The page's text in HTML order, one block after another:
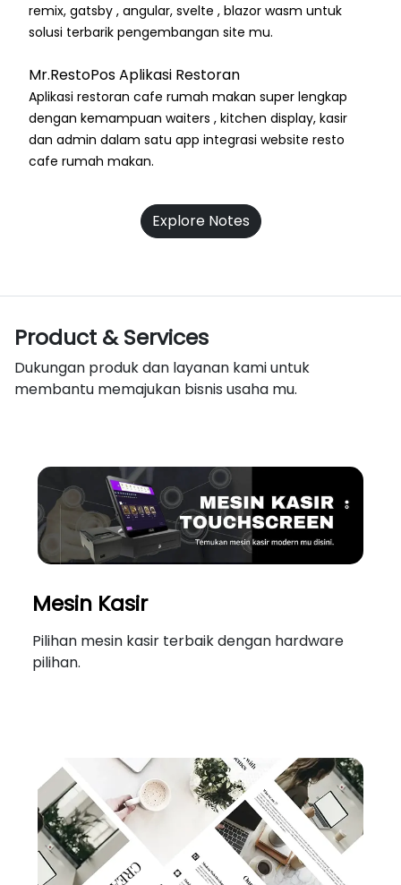
remix, gatsby , angular, svelte , blazor wasm untuk
solusi terbarik pengembangan site mu.
Mr.RestoPos Aplikasi Restoran
Aplikasi restoran cafe rumah makan super lengkap
dengan kemampuan waiters , kitchen display, kasir
dan admin dalam satu app integrasi website resto
cafe rumah makan.
Explore Notes
Product & Services
Dukungan produk dan layanan kami untuk
membantu memajukan bisnis usaha mu.
Mesin Kasir
Pilihan mesin kasir terbaik dengan hardware
pilihan.